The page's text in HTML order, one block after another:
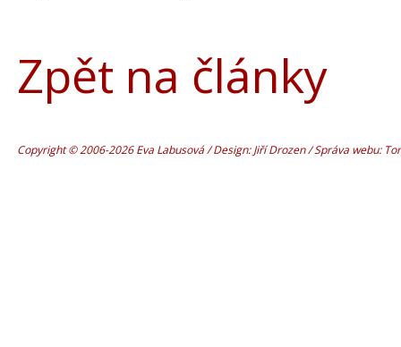
Zpět na články
Copyright © 2006-2026 Eva Labusová / Design: Jiří Drozen / Správa webu: